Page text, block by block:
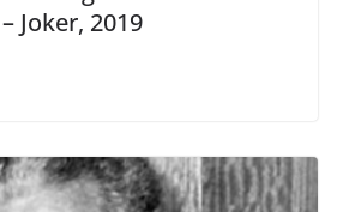
Joker, 2019